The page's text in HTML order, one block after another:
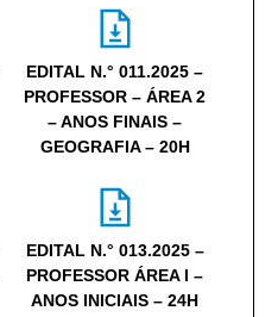
EDITAL N.° 011.2025 –
PROFESSOR – ÁREA 2
– ANOS FINAIS –
GEOGRAFIA – 20H
EDITAL N.° 013.2025 –
PROFESSOR ÁREA I –
ANOS INICIAIS – 24H